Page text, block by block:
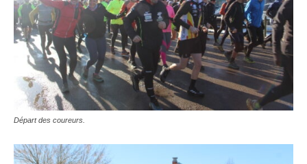
Départ des coureurs.